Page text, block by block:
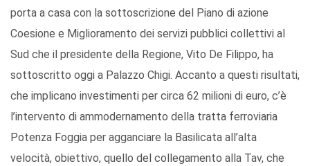
porta a casa con la sottoscrizione del Piano di azione
Coesione e Miglioramento dei servizi pubblici collettivi al
Sud che il presidente della Regione, Vito De Filippo, ha
sottoscritto oggi a Palazzo Chigi. Accanto a questi risultati,
che implicano investimenti per circa 62 milioni di euro, c’è
l’intervento di ammodernamento della tratta ferroviaria
Potenza Foggia per agganciare la Basilicata all’alta
velocità, obiettivo, quello del collegamento alla Tav, che